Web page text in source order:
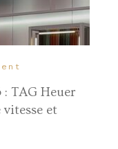
TAG Heuer
et